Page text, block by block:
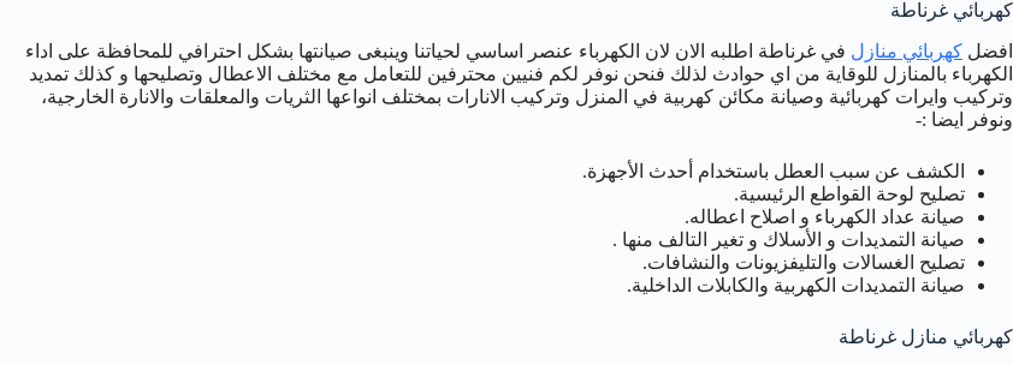
كهربائي غرناطة
افضل كهربائي منازل في غرناطة اطلبه الان لان الكهرباء عنصر اساسي لحياتنا وينبغى صيانتها بشكل احترافي للمحافظة على اداء
الكهرباء بالمنازل للوقاية من اي حوادث لذلك فنحن نوفر لكم فنيين محترفين للتعامل مع مختلف الاعطال وتصليحها و كذلك تمديد
وتركيب وايرات كهربائية وصيانة مكائن كهربية في المنزل وتركيب الانارات بمختلف انواعها الثريات والمعلقات والانارة الخارجية،
ونوفر ايضا :-
الكشف عن سبب العطل باستخدام أحدث الأجهزة.
تصليح لوحة القواطع الرئيسية.
صيانة عداد الكهرباء و اصلاح اعطاله.
صيانة التمديدات و الأسلاك و تغير التالف منها .
تصليح الغسالات والتليفزيونات والنشافات.
صيانة التمديدات الكهربية والكابلات الداخلية.
كهربائي منازل غرناطة